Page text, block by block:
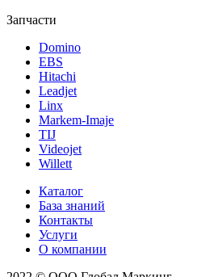
Запчасти
Domino
EBS
Hitachi
Leadjet
Linx
Markem-Imaje
TIJ
Videojet
Willett
Каталог
База знаний
Контакты
Услуги
О компании